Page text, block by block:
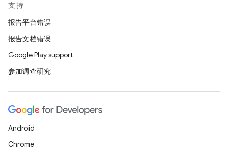
支持
报告平台错误
报告文档错误
Google Play support
参加调查研究
Android
Chrome